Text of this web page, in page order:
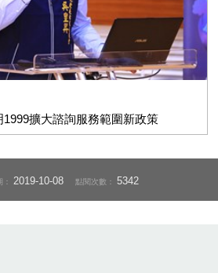
擴大諮詢服務範圍新政策
： 2019-10-08 點閱次數：5342